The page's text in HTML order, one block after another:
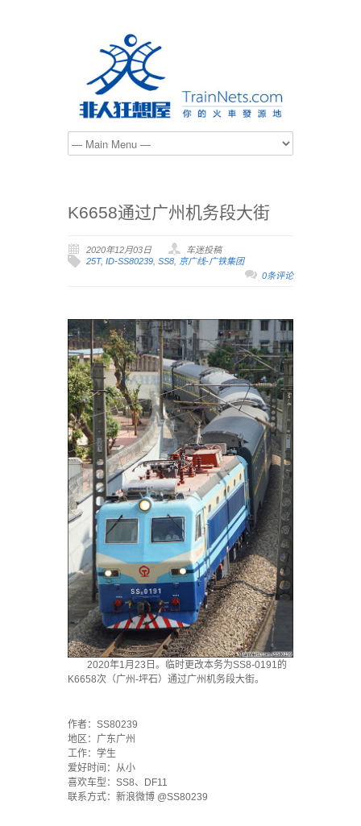
K6658通过广州机务段大街
2020年12月03日
车迷投稿
25T, ID-SS80239, SS8, 京广线-广铁集团
0条评论
2020年1月23日。临时更改本务为SS8-0191的
K6658次（广州-坪石）通过广州机务段大街。
作者：SS80239
地区：广东广州
工作：学生
爱好时间：从小
喜欢车型：SS8、DF11
联系方式：新浪微博 @SS80239